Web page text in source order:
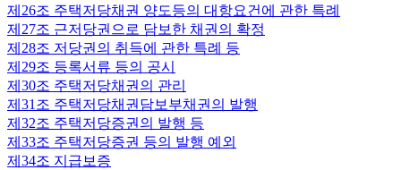
제26조 주택저당채권 양도등의 대항요건에 관한 특례
제27조 근저당권으로 담보한 채권의 확정
제28조 저당권의 취득에 관한 특례 등
제29조 등록서류 등의 공시
제30조 주택저당채권의 관리
제31조 주택저당채권담보부채권의 발행
제32조 주택저당증권의 발행 등
제33조 주택저당증권 등의 발행 예외
제34조 지급보증